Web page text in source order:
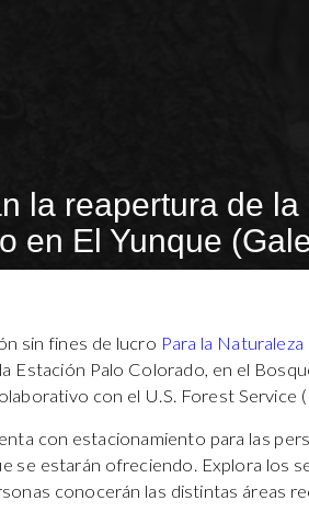
la reapertura de
en El Yunque
sin fines de lucro Para la Naturaleza
Estación Palo Colorado, en el
con el U.S. Forest Service
con estacionamiento para las
se estarán ofreciendo. Explora los
conocerán las distintas áreas